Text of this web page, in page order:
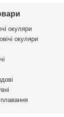
окуляри
окуляри